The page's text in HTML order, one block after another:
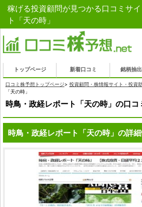
稼げる投資顧問が見つかる口コミサ
ト「天の時」
トップページ 新着口コミ 銘柄抽
口コミ株予想トップページ> 投資顧問・株情報サイト・投資
「天の時」
時鳥・政経レポート「天の時」の口
時鳥・政経レポート「天の時」の詳